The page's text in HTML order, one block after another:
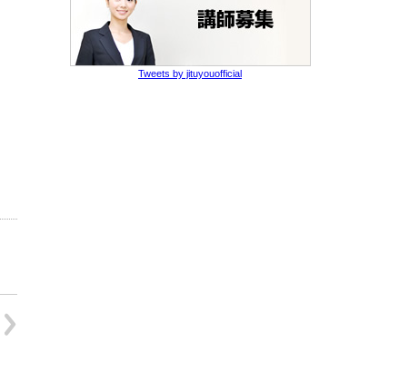
Tweets by jituyouofficial